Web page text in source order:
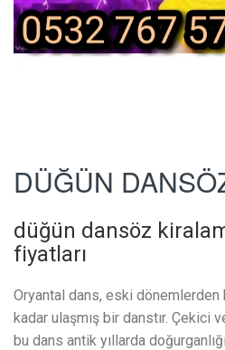
DÜĞÜN
düğün dansöz
fiyatları
Oryantal dans, eski dönemlerden
kadar ulaşmış bir danstır. Çekici
bu dans antik yıllarda